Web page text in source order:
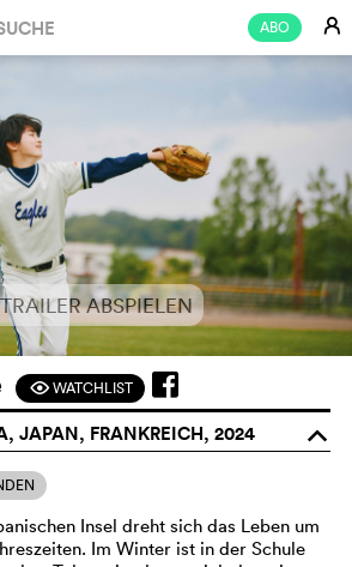
ABO E
ABSPIELEN
FWATCHLIST
JAPAN, FRANKREICH, 2024 o
Insel dreht sich das Leben um
Im Winter ist in der Schule